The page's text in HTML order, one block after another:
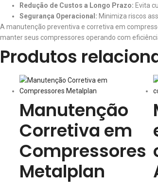
Redução de Custos a Longo Prazo: Evita
Segurança Operacional: Minimiza riscos
A manutenção preventiva e corretiva em
manter seus compressores operando com
Produtos
Manutenção
Corretiva em
Compressores
Metalplan